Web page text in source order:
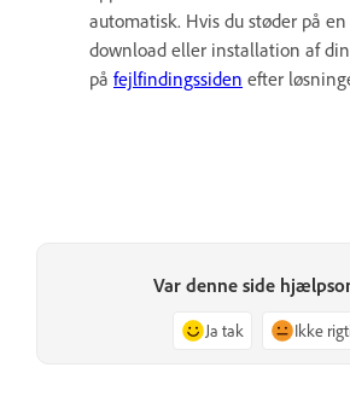
automatisk. Hvis du støder på
download eller installation af
på fejlfindingssiden efter
Var denne side
Ja tak Ikke